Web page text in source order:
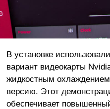
В установке
вариант видеокарты
жидкостным
версию. Этот
обеспечивает